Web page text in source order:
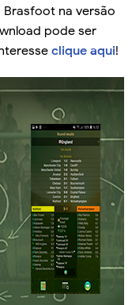
Brasfoot na versão
pode ser
clique aqui!